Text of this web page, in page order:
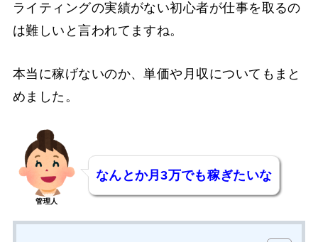
ライティングの実績がない初心者が仕事を取るの
は難しいと言われてますね。
本当に稼げないのか、単価や月収についてもまと
めました。
管理人
なんとか月3万でも稼ぎたいな